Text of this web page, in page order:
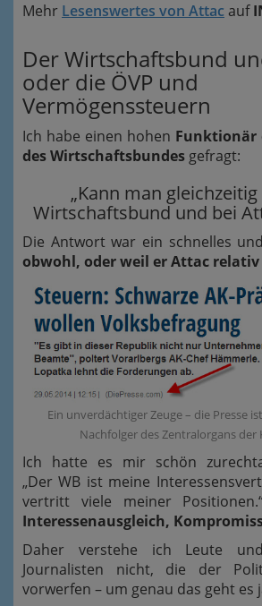
Mehr Lesenswertes von Attac auf
Der Wirtschaftsbund
oder die ÖVP und
Vermögenssteuern
Ich habe einen hohen Funktionär
des Wirtschaftsbundes gefragt:
„Kann man
Wirtschaftsbund und bei
Die Antwort war ein schnelles und
obwohl, oder weil er Attac
Ein unverdächtiger Zeuge – die Presse
Nachfolger des Zentralorgans der
Ich hatte es mir schön
„Der WB ist meine
vertritt viele meiner
Interessenausgleich,
Daher verstehe ich Leute
Journalisten nicht, die der
vorwerfen – um genau das geht es